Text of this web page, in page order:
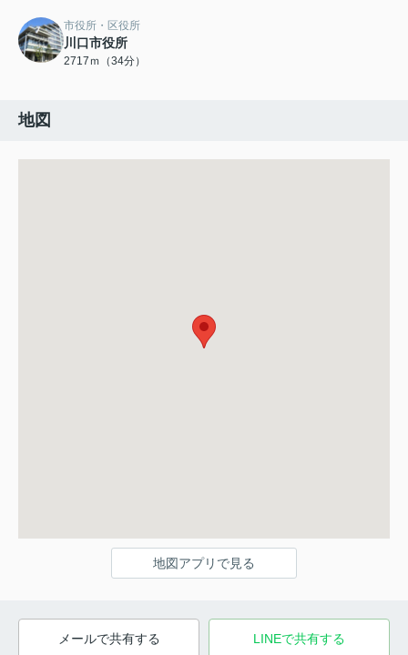
市役所・区役所
川口市役所
2717ｍ（34分）
地図
地図アプリで見る
メールで共有する LINEで共有する